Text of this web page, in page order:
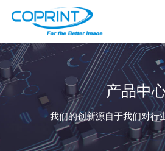
产品中
我们的创新源自于我们对行